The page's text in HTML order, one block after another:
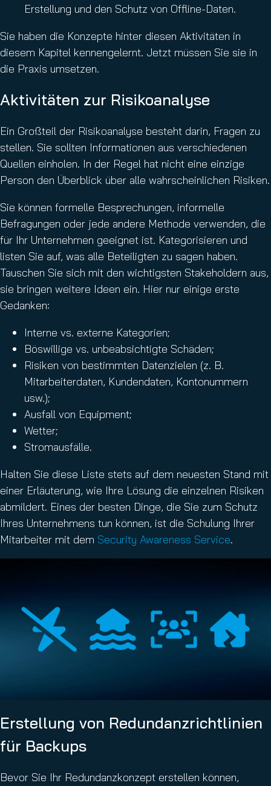
Erstellung und den Schutz von Offline-Daten.
Sie haben die Konzepte hinter diesen Aktivitäten in
diesem Kapitel kennengelernt. Jetzt müssen Sie sie in
die Praxis umsetzen.
Aktivitäten zur Risikoanalyse
Ein Großteil der Risikoanalyse besteht darin, Fragen zu
stellen. Sie sollten Informationen aus verschiedenen
Quellen einholen. In der Regel hat nicht eine einzige
Person den Überblick über alle wahrscheinlichen Risiken.
Sie können formelle Besprechungen, informelle
Befragungen oder jede andere Methode verwenden, die
für Ihr Unternehmen geeignet ist. Kategorisieren und
listen Sie auf, was alle Beteiligten zu sagen haben.
Tauschen Sie sich mit den wichtigsten Stakeholdern aus,
sie bringen weitere Ideen ein. Hier nur einige erste
Gedanken:
Interne vs. externe Kategorien;
Böswillige vs. unbeabsichtigte Schäden;
Risiken von bestimmten Datenzielen (z. B.
Mitarbeiterdaten, Kundendaten, Kontonummern
usw.);
Ausfall von Equipment;
Wetter;
Stromausfälle.
Halten Sie diese Liste stets auf dem neuesten Stand mit
einer Erläuterung, wie Ihre Lösung die einzelnen Risiken
abmildert. Eines der besten Dinge, die Sie zum Schutz
Ihres Unternehmens tun können, ist die Schulung Ihrer
Mitarbeiter mit dem Security Awareness Service.
Erstellung von Redundanzrichtlinien
für Backups
Bevor Sie Ihr Redundanzkonzept erstellen können,